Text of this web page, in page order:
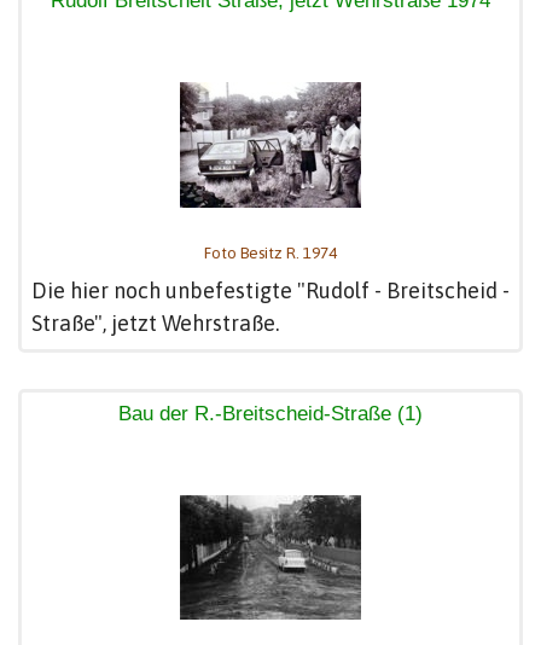
Foto Besitz R. 1974
Die hier noch unbefestigte "Rudolf - Breitscheid -
Straße", jetzt Wehrstraße.
Bau der R.-Breitscheid-Straße (1)